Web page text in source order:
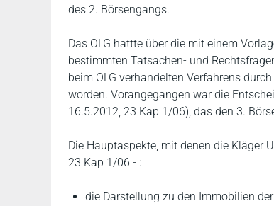
des 2. Börsengangs.
Das OLG hattte über die mit einem
bestimmten Tatsachen- und
beim OLG verhandelten Verfahrens
worden. Vorangegangen war die
16.5.2012, 23 Kap 1/06), das den 3.
Die Hauptaspekte, mit denen die Kläger
23 Kap 1/06 - :
die Darstellung zu den Immobilien